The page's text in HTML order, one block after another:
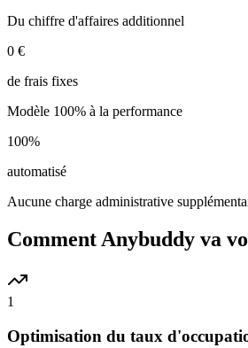
Du chiffre d'affaires additionnel
0 €
de frais fixes
Modèle 100% à la performance
100%
automatisé
Aucune charge administrative
Comment Anybuddy va
1
Optimisation du taux